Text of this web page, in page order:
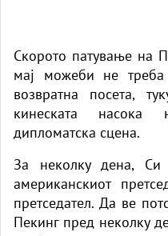
Скорото патување на
мај можеби не
возвратна посета,
кинеската
дипломатска сцена.
За неколку дена,
американскиот
претседател. Да ве
Пекинг пред неколку